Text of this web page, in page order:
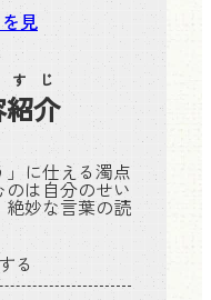
見
介
すじ
に仕える濁点
は自分のせい
絶妙な言葉の読
る